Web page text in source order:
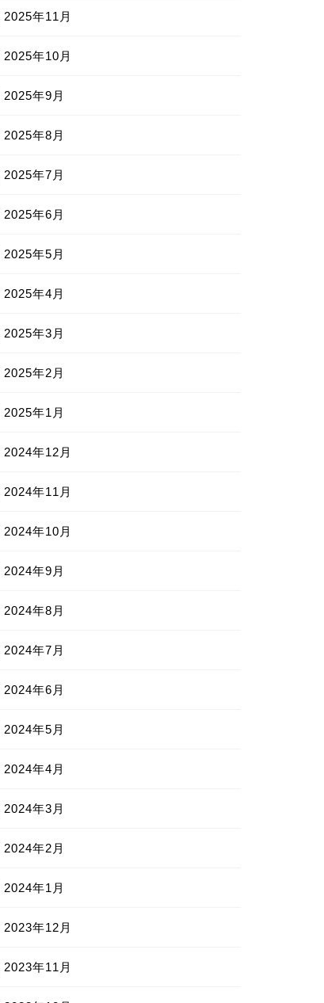
2025年11月
2025年10月
2025年9月
2025年8月
2025年7月
2025年6月
2025年5月
2025年4月
2025年3月
2025年2月
2025年1月
2024年12月
2024年11月
2024年10月
2024年9月
2024年8月
2024年7月
2024年6月
2024年5月
2024年4月
2024年3月
2024年2月
2024年1月
2023年12月
2023年11月